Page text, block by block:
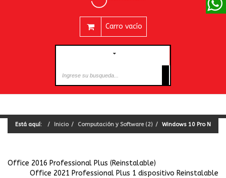
Carro vacío
CATEGORÍAS
Está aquí: Inicio Computación y Software (2) Windows 10 Pro N
Office 2016 Professional Plus (Reinstalable)
Office 2021 Professional Plus 1 dispositivo Reinstalable